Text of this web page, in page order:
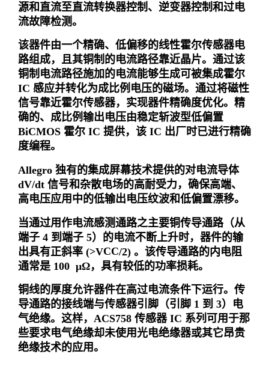
源和直流至直流转换器控制、逆变器控制和过电
流故障检测。
该器件由一个精确、低偏移的线性霍尔传感器电
路组成，且其铜制的电流路径靠近晶片。通过该
铜制电流路径施加的电流能够生成可被集成霍尔
IC 感应并转化为成比例电压的磁场。通过将磁性
信号靠近霍尔传感器，实现器件精确度优化。精
确的、成比例输出电压由稳定斩波型低偏置
BiCMOS 霍尔 IC 提供，该 IC 出厂时已进行精确
度编程。
Allegro 独有的集成屏幕技术提供的对电流导体
dV/dt 信号和杂散电场的高耐受力，确保高端、
高电压应用中的低输出电压纹波和低偏置漂移。
当通过用作电流感测通路之主要铜传导通路（从
端子 4 到端子 5）的电流不断上升时，器件的输
出具有正斜率 (>VCC/2) 。该传导通路的内电阻
通常是 100 μΩ，具有较低的功率损耗。
铜线的厚度允许器件在高过电流条件下运行。传
导通路的接线端与传感器引脚（引脚 1 到 3）电
气绝缘。这样，ACS758 传感器 IC 系列可用于那
些要求电气绝缘却未使用光电绝缘器或其它昂贵
绝缘技术的应用。